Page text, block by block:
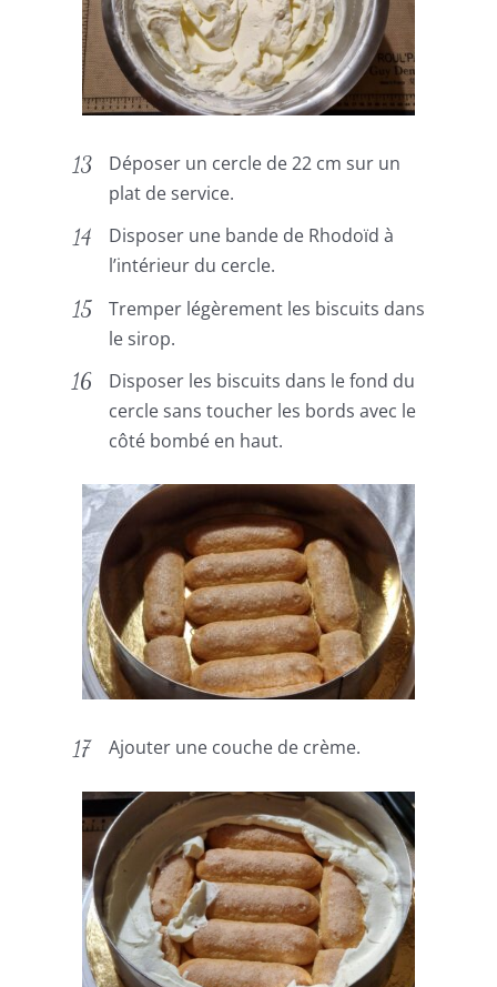
Déposer un cercle de 22 cm sur un
plat de service.
Disposer une bande de Rhodoïd à
l’intérieur du cercle.
Tremper légèrement les biscuits dans
le sirop.
Disposer les biscuits dans le fond du
cercle sans toucher les bords avec le
côté bombé en haut.
Ajouter une couche de crème.